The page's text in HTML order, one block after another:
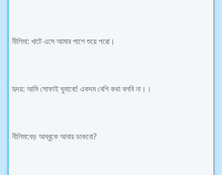
নীলিমা: খাটে এসে আমার পাশে শুয়ে পরো।
হৃদয়: আমি সোফাই ঘুমাবো! একদম বেশি কথা বলবি না।।
নীলিমা:বড় আব্বুকে আবার ডাকবো?